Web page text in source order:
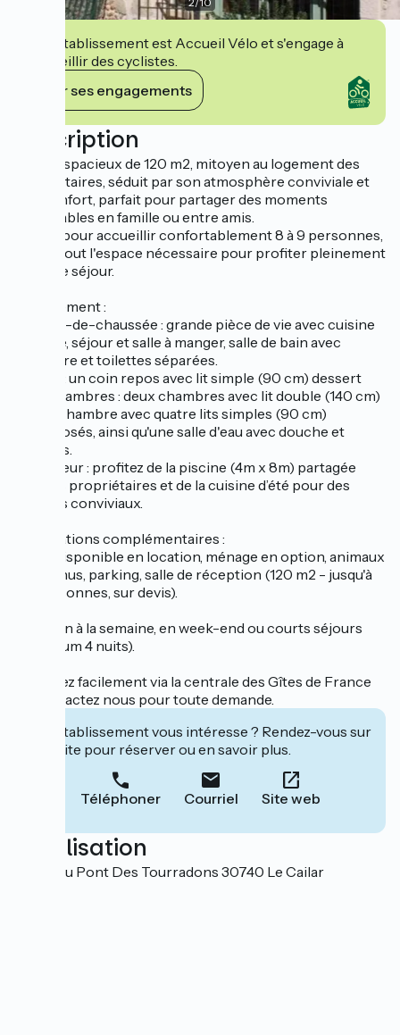
Cet établissement est Accueil Vélo et s'engage à
accueillir des cyclistes.
Voir ses engagements
Description
Ce gîte spacieux de 120 m2, mitoyen au logement des
propriétaires, séduit par son atmosphère conviviale et
son confort, parfait pour partager des moments
inoubliables en famille ou entre amis.
Conçu pour accueillir confortablement 8 à 9 personnes,
il offre tout l'espace nécessaire pour profiter pleinement
de votre séjour.
Agencement :
- Au rez-de-chaussée : grande pièce de vie avec cuisine
équipée, séjour et salle à manger, salle de bain avec
baignoire et toilettes séparées.
- Etage : un coin repos avec lit simple (90 cm) dessert
trois chambres : deux chambres avec lit double (140 cm)
et une chambre avec quatre lits simples (90 cm)
superposés, ainsi qu'une salle d'eau avec douche et
toilettes.
-Extérieur : profitez de la piscine (4m x 8m) partagée
avec les propriétaires et de la cuisine d’été pour des
instants conviviaux.
Informations complémentaires :
Linge disponible en location, ménage en option, animaux
bienvenus, parking, salle de réception (120 m2 - jusqu'à
60 personnes, sur devis).
Location à la semaine, en week-end ou courts séjours
(minimum 4 nuits).
Réservez facilement via la centrale des Gîtes de France
ou contactez nous pour toute demande.
Cet établissement vous intéresse ? Rendez-vous sur
leur site pour réserver ou en savoir plus.
Téléphoner Courriel Site web
Localisation
Route du Pont Des Tourradons 30740 Le Cailar